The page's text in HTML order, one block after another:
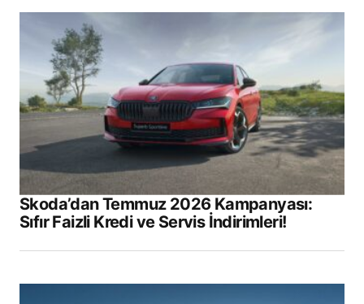
Skoda’dan Temmuz 2026 Kampanyası:
Sıfır Faizli Kredi ve Servis İndirimleri!